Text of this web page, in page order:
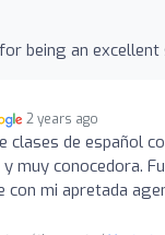
being an
2 years ago
clases de español
muy conocedora.
mi apretada